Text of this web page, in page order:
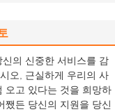
신의 신중한 서비스를 감
오, 근실하게 우리의 사
오고 있다는 것을 희망하
쨌든 당신의 지원을 당신